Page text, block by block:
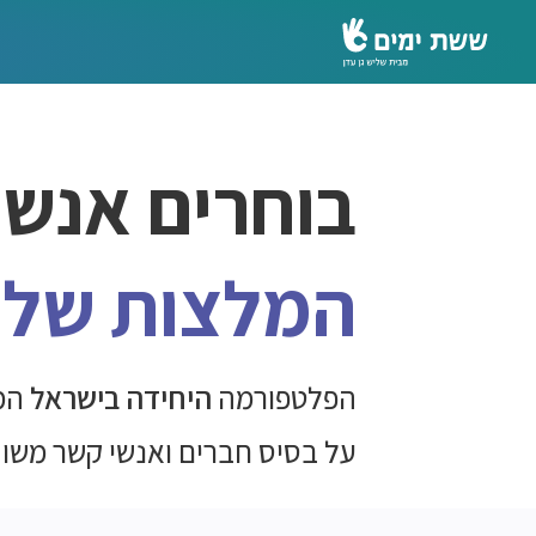
בוחרים
המלצות
הפלטפורמה היחידה בישראל
על בסיס חברים ואנשי קשר